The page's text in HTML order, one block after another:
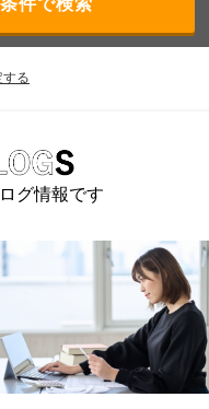
る
グ情報です